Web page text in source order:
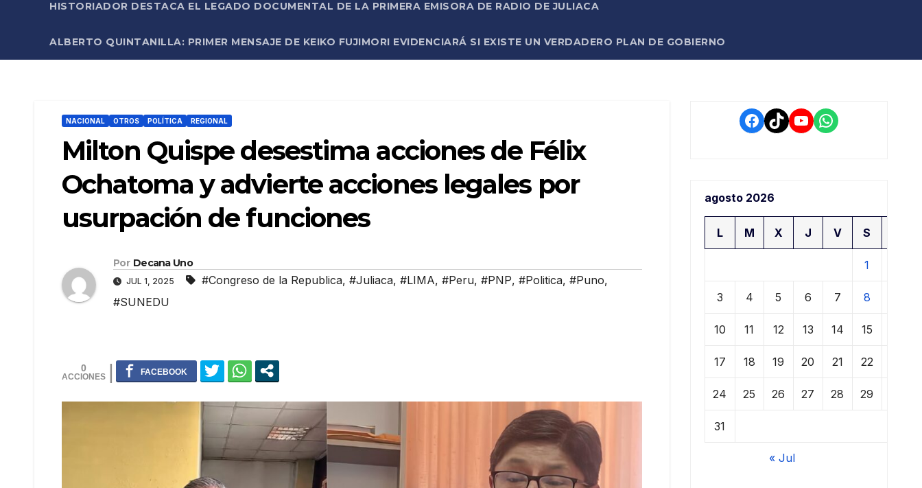
HISTORIADOR DESTACA EL LEGADO DOCUMENTAL DE LA PRIMERA EMISORA DE RADIO DE JULIACA
ALBERTO QUINTANILLA: PRIMER MENSAJE DE KEIKO FUJIMORI EVIDENCIARÁ SI EXISTE UN VERDADERO PLAN DE GOBIERNO
NACIONAL OTROS POLÍTICA REGIONAL
Milton Quispe desestima acciones de Félix
Ochatoma y advierte acciones legales por
usurpación de funciones
Por Decana Uno
JUL 1, 2025 #Congreso de la Republica, #Juliaca, #LIMA, #Peru, #PNP, #Politica, #Puno,
#SUNEDU
0
Facebook
TikTokYouTube
WhatsApp
agosto 2026
L M X J V S
1
3 4 5 6 7 8
10 11 12 13 14 15
17 18 19 20 21 22
24 25 26 27 28 29
31
« Jul